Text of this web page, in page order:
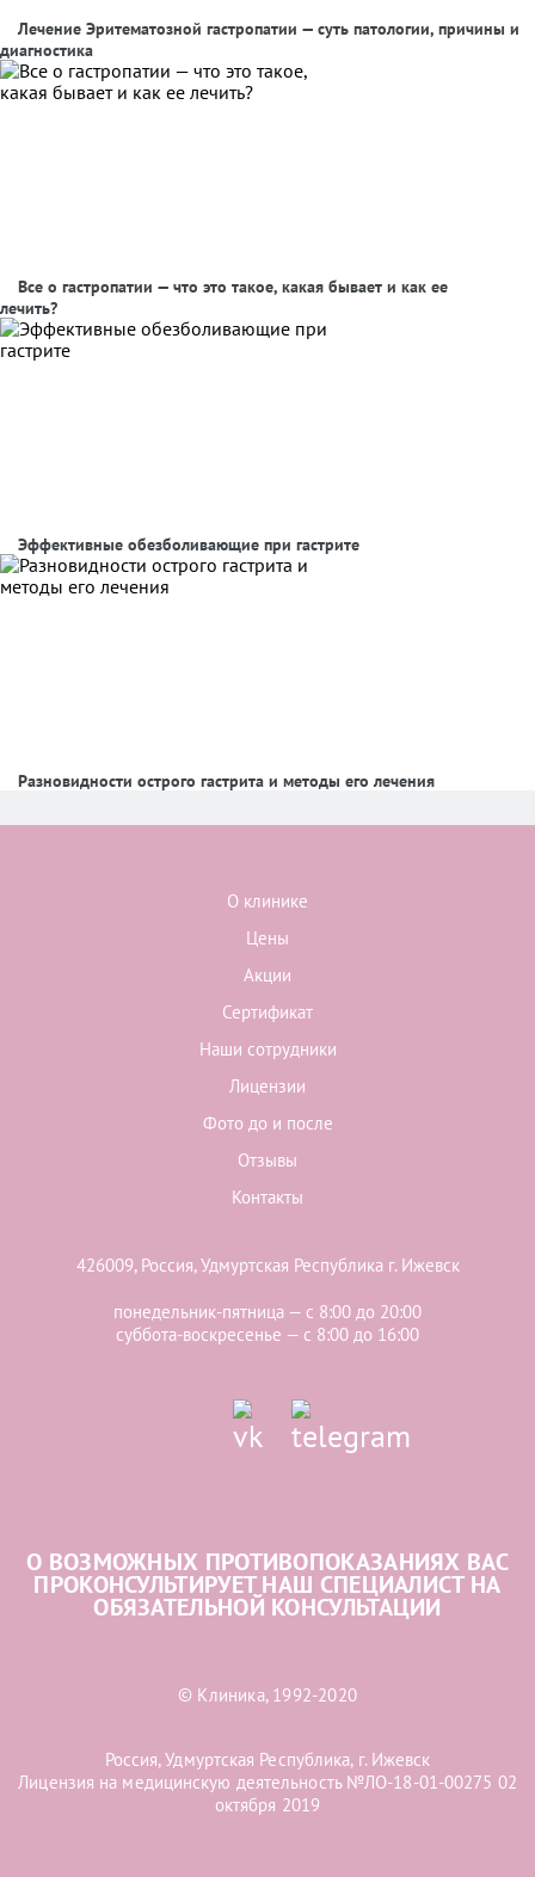
Лечение Эритематозной гастропатии — суть патологии, причины и
диагностика
Все о гастропатии — что это такое, какая бывает и как ее
лечить?
Эффективные обезболивающие при гастрите
Разновидности острого гастрита и методы его лечения
О клинике
Цены
Акции
Сертификат
Наши сотрудники
Лицензии
Фото до и после
Отзывы
Контакты
426009, Россия, Удмуртская Республика г. Ижевск
понедельник-пятница — с 8:00 до 20:00
суббота-воскресенье — с 8:00 до 16:00
О ВОЗМОЖНЫХ ПРОТИВОПОКАЗАНИЯХ ВАС
ПРОКОНСУЛЬТИРУЕТ НАШ СПЕЦИАЛИСТ НА
ОБЯЗАТЕЛЬНОЙ КОНСУЛЬТАЦИИ
© Клиника, 1992-2020
Россия, Удмуртская Республика, г. Ижевск
Лицензия на медицинскую деятельность №ЛО-18-01-00275 02
октября 2019